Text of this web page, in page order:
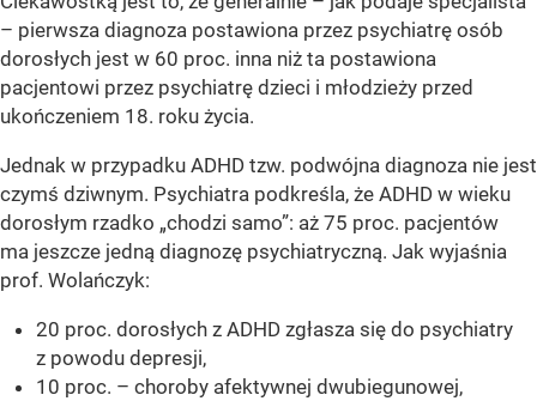
– pierwsza diagnoza postawiona przez psychiatrę osób
dorosłych jest w 60 proc. inna niż ta postawiona
pacjentowi przez psychiatrę dzieci i młodzieży przed
ukończeniem 18. roku życia.
Jednak w przypadku ADHD tzw. podwójna diagnoza nie jest
czymś dziwnym. Psychiatra podkreśla, że ADHD w wieku
dorosłym rzadko „chodzi samo”: aż 75 proc. pacjentów
ma jeszcze jedną diagnozę psychiatryczną. Jak wyjaśnia
prof. Wolańczyk:
20 proc. dorosłych z ADHD zgłasza się do psychiatry
z powodu depresji,
10 proc. – choroby afektywnej dwubiegunowej,